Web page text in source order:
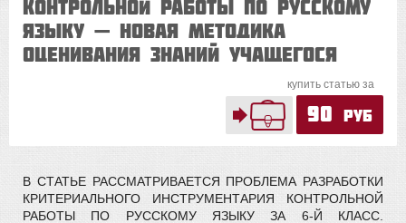
контрольной работы по русскому
языку — новая методика
оценивания знаний учащегося
купить статью за
90 руб
В СТАТЬЕ РАССМАТРИВАЕТСЯ ПРОБЛЕМА РАЗРАБОТКИ
КРИТЕРИАЛЬНОГО ИНСТРУМЕНТАРИЯ КОНТРОЛЬНОЙ
РАБОТЫ ПО РУССКОМУ ЯЗЫКУ ЗА 6-Й КЛАСС.